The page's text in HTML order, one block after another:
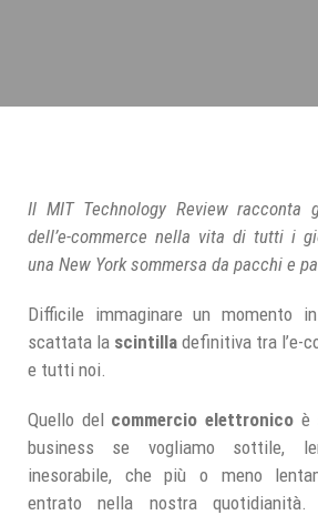
Il MIT Technology Review racconta
dell’e-commerce nella vita di tutti i
una New York sommersa da pacchi e
Difficile immaginare un momento
scattata la scintilla definitiva tra l’e-
e tutti noi.
Quello del commercio elettronico è
business se vogliamo sottile,
inesorabile, che più o meno
entrato nella nostra